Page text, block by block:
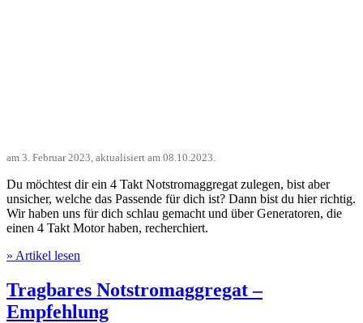
am 3. Februar 2023 , aktualisiert am 08.10.2023
Du möchtest dir ein 4 Takt Notstromaggregat zulegen, bist aber
unsicher, welche das Passende für dich ist? Dann bist du hier richtig.
Wir haben uns für dich schlau gemacht und über Generatoren, die
einen 4 Takt Motor haben, recherchiert.
» Artikel lesen
Tragbares Notstromaggregat –
Empfehlung